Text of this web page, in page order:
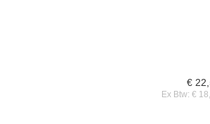
€
Ex Btw: €